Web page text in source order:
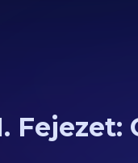
Fejezet: